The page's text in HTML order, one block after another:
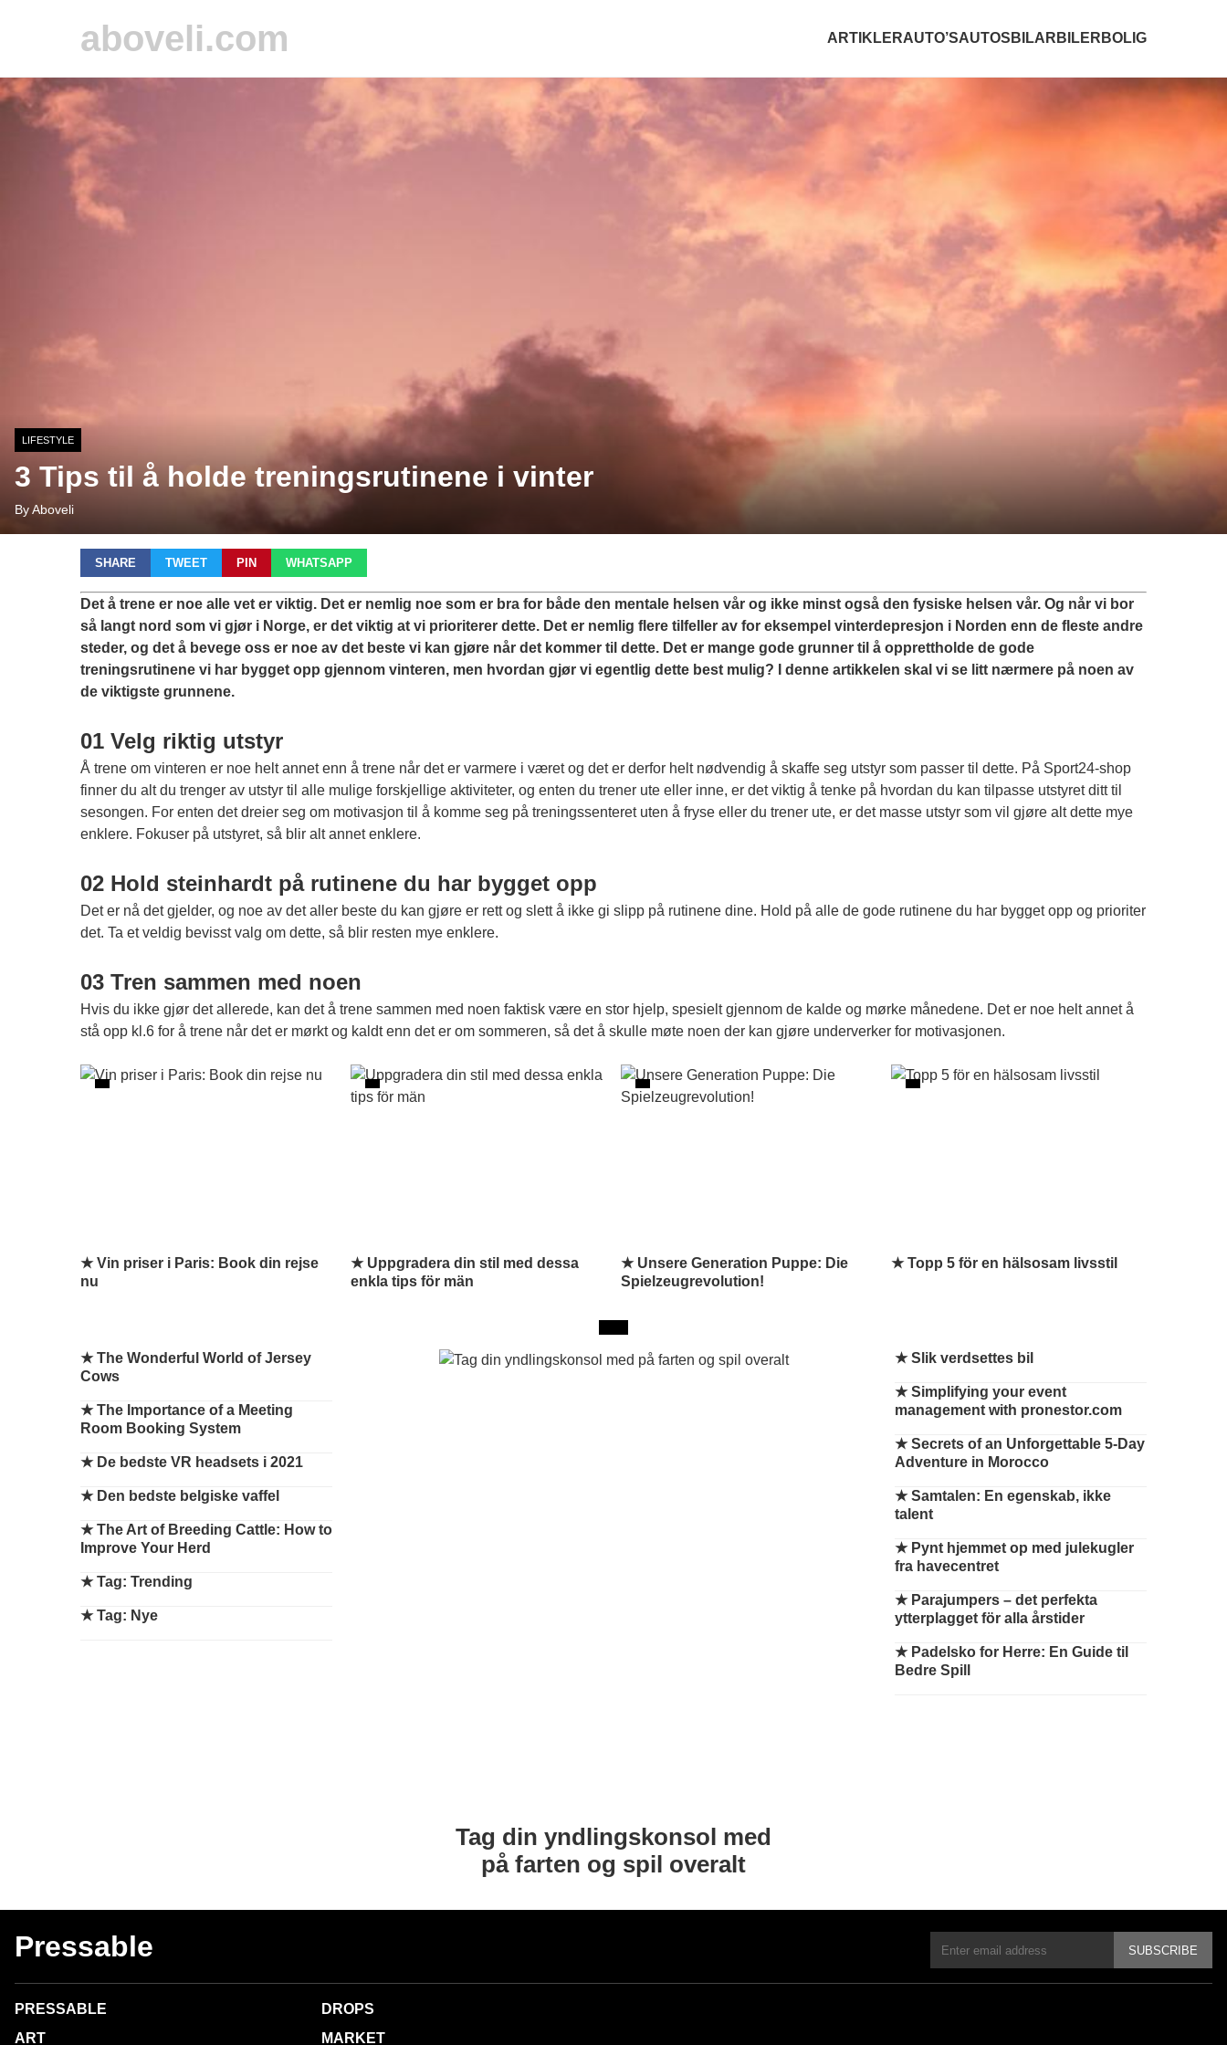
aboveli.com ARTIKLERAUTO’SAUTOS BILAR BILER BOLIG
LIFESTYLE
3 Tips til å holde treningsrutinene i vinter
By Aboveli
SHARE TWEET PIN WHATSAPP
Det å trene er noe alle vet er viktig. Det er nemlig noe som er bra for både den mentale helsen vår og ikke minst også den fysiske helsen vår. Og når vi bor
så langt nord som vi gjør i Norge, er det viktig at vi prioriterer dette. Det er nemlig flere tilfeller av for eksempel vinterdepresjon i Norden enn de fleste andre
steder, og det å bevege oss er noe av det beste vi kan gjøre når det kommer til dette. Det er mange gode grunner til å opprettholde de gode
treningsrutinene vi har bygget opp gjennom vinteren, men hvordan gjør vi egentlig dette best mulig? I denne artikkelen skal vi se litt nærmere på noen av
de viktigste grunnene.
01 Velg riktig utstyr
Å trene om vinteren er noe helt annet enn å trene når det er varmere i været og det er derfor helt nødvendig å skaffe seg utstyr som passer til dette. På Sport24-shop
finner du alt du trenger av utstyr til alle mulige forskjellige aktiviteter, og enten du trener ute eller inne, er det viktig å tenke på hvordan du kan tilpasse utstyret ditt til
sesongen. For enten det dreier seg om motivasjon til å komme seg på treningssenteret uten å fryse eller du trener ute, er det masse utstyr som vil gjøre alt dette mye
enklere. Fokuser på utstyret, så blir alt annet enklere.
02 Hold steinhardt på rutinene du har bygget opp
Det er nå det gjelder, og noe av det aller beste du kan gjøre er rett og slett å ikke gi slipp på rutinene dine. Hold på alle de gode rutinene du har bygget opp og prioriter
det. Ta et veldig bevisst valg om dette, så blir resten mye enklere.
03 Tren sammen med noen
Hvis du ikke gjør det allerede, kan det å trene sammen med noen faktisk være en stor hjelp, spesielt gjennom de kalde og mørke månedene. Det er noe helt annet å
stå opp kl.6 for å trene når det er mørkt og kaldt enn det er om sommeren, så det å skulle møte noen der kan gjøre underverker for motivasjonen.
★ Vin priser i Paris: Book din rejse
nu
★ Uppgradera din stil med dessa
enkla tips för män
★ Unsere Generation Puppe: Die
Spielzeugrevolution!
★ Topp 5 för en hälsosam livsstil
★The Wonderful World of Jersey
Cows
★The Importance of a Meeting
Room Booking System
★ De bedste VR headsets i 2021
★ Den bedste belgiske vaffel
★The Art of Breeding Cattle: How to
Improve Your Herd
★Tag: Trending
★Tag: Nye
Tag din yndlingskonsol med
på farten og spil overalt
★Slik verdsettes bil
★Simplifying your event
management with pronestor.com
★Secrets of an Unforgettable 5-Day
Adventure in Morocco
★Samtalen: En egenskab, ikke
talent
★ Pynt hjemmet op med julekugler
fra havecentret
★ Parajumpers – det perfekta
ytterplagget för alla årstider
★ Padelsko for Herre: En Guide til
Bedre Spill
Pressable SUBSCRIBE
PRESSABLE
ART
DROPS
MARKET